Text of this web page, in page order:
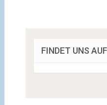
FINDET UNS